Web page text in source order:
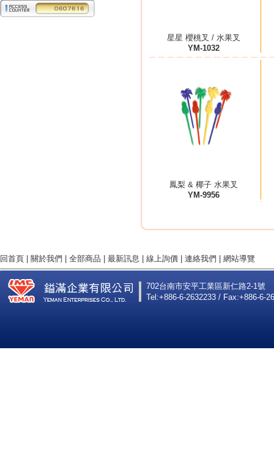
星星 櫻桃叉 / 水果叉
YM-1032
鳳梨 & 椰子 水果叉
YM-9956
回首頁 關於我們 全部商品 最新訊息 線上詢價 連絡我們 網站導覽
702台南市安平工業區新仁路2-1號
Tel:+886-6-2632233 / Fax:+886-6-